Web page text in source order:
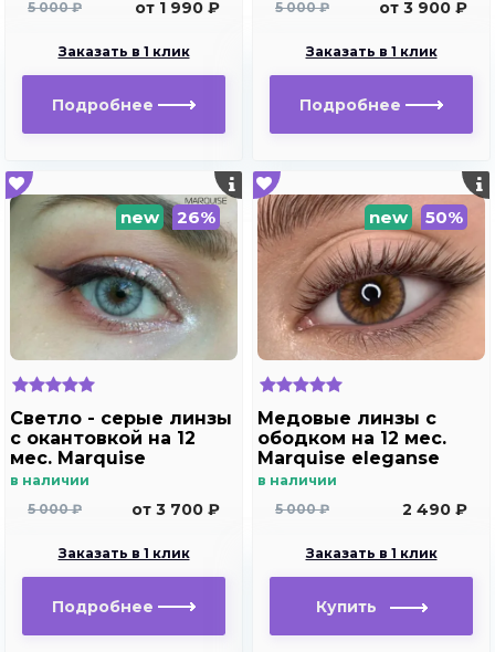
5 000 ₽
от 1 990 ₽
Заказать в 1 клик
Подробнее
5 000 ₽
от 3 900 ₽
Заказать в 1 клик
Подробнее
new 26%
Светло - cерые линзы
c окантовкой на 12
мес. Marquise
elegance light gray
в наличии
5 000 ₽
от 3 700 ₽
Заказать в 1 клик
Подробнее
new 50%
Медовые линзы с
ободком на 12 мес.
Marquise eleganse
brown
в наличии
5 000 ₽
2 490 ₽
Заказать в 1 клик